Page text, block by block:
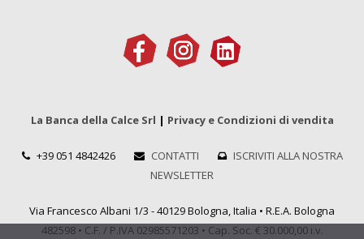
La Banca della Calce Srl | Privacy e Condizioni di vendita
+39 051 4842426 CONTATTI
ISCRIVITI ALLA NOSTRA
NEWSLETTER
Via Francesco Albani 1/3 - 40129 Bologna, Italia • R.E.A. Bologna
482598 • C.F. / P.IVA 02985571203 • Cap. Soc. € 30.000,00 i.v.